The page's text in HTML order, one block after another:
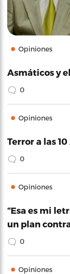
Opiniones
Asmáticos y
0
Opiniones
Terror a las 10
0
Opiniones
“Esa es mi
un plan
0
Opiniones